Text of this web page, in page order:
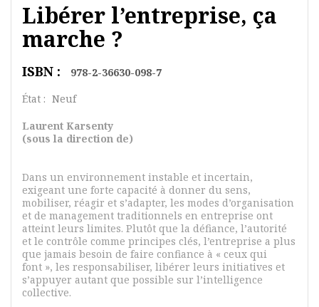
Libérer l’entreprise, ça
marche ?
ISBN :
978-2-36630-098-7
État : Neuf
Laurent Karsenty
(sous la direction de)
Dans un environnement instable et incertain,
exigeant une forte capacité à donner du sens,
mobiliser, réagir et s’adapter, les modes d’organisation
et de management traditionnels en entreprise ont
atteint leurs limites. Plutôt que la défiance, l’autorité
et le contrôle comme principes clés, l’entreprise a plus
que jamais besoin de faire confiance à « ceux qui
font », les responsabiliser, libérer leurs initiatives et
s’appuyer autant que possible sur l’intelligence
collective.